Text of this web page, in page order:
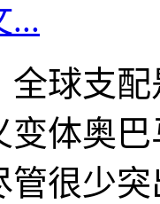
...
全球支
变体奥
管很少